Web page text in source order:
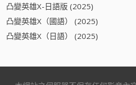
凸變英雄X-日語版 (2025)
凸變英雄X（國語） (2025)
凸變英雄X（日語） (2025)